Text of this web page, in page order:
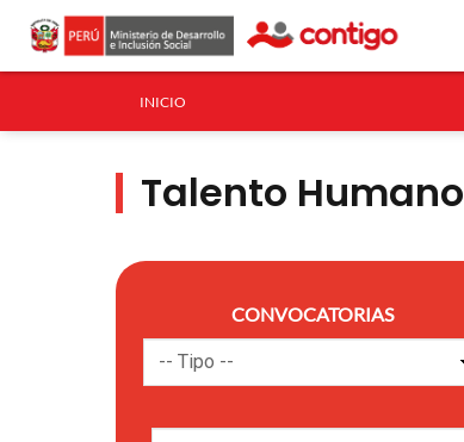
INICIO
Talento Humano
CONVOCATORIAS